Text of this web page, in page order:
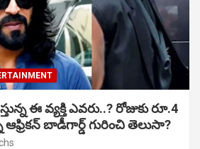
ఈ వ్యక్తి ఎవరు..? రోజుకు రూ.4
ఆఫ్రికన్ బాడీగార్డ్ గురించి తెలుసా?